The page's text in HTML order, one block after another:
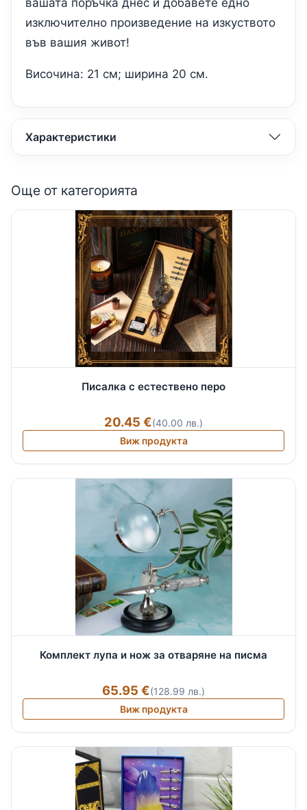
вашата поръчка днес и добавете едно
изключително произведение на изкуството
във вашия живот!
Височина: 21 см; ширина 20 см.
Характеристики
Още от категорията
Писалка с естествено перо
20.45 €(40.00 лв.)
Виж продукта
Комплект лупа и нож за отваряне на писма
65.95 €(128.99 лв.)
Виж продукта